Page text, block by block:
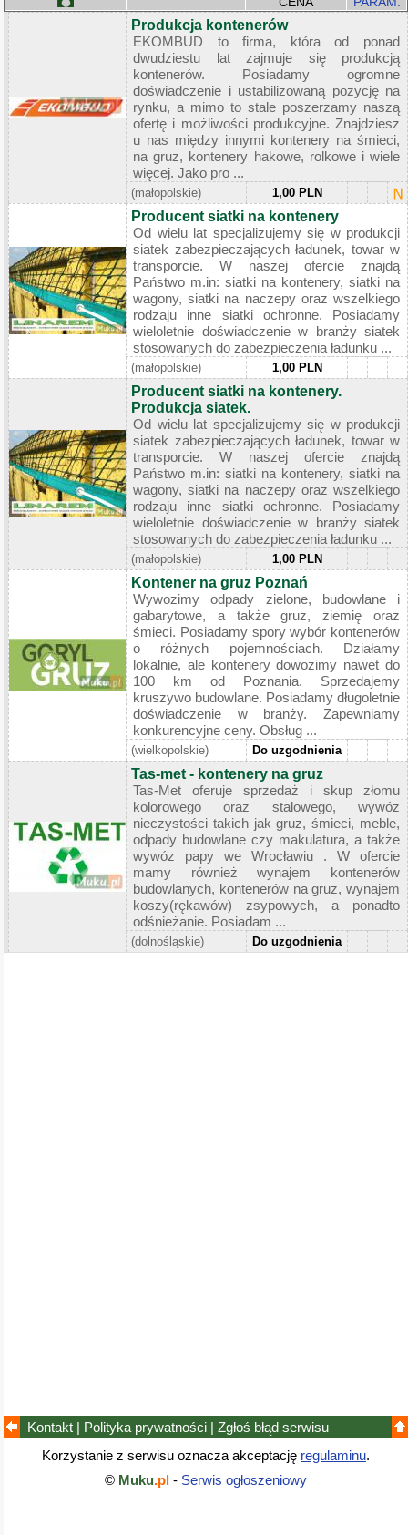
Produkcja kontenerów
EKOMBUD to firma, która od ponad
dwudziestu lat zajmuje się produkcją
kontenerów. Posiadamy ogromne
doświadczenie i ustabilizowaną pozycję na
rynku, a mimo to stale poszerzamy naszą
ofertę i możliwości produkcyjne. Znajdziesz
u nas między innymi kontenery na śmieci,
na gruz, kontenery hakowe, rolkowe i wiele
więcej. Jako pro ...
(małopolskie) 1,00 PLN
Producent siatki na kontenery
Od wielu lat specjalizujemy się w produkcji
siatek zabezpieczających ładunek, towar w
transporcie. W naszej ofercie znajdą
Państwo m.in: siatki na kontenery, siatki na
wagony, siatki na naczepy oraz wszelkiego
rodzaju inne siatki ochronne. Posiadamy
wieloletnie doświadczenie w branży siatek
stosowanych do zabezpieczenia ładunku ...
(małopolskie) 1,00 PLN
Producent siatki na kontenery.
Produkcja siatek.
Od wielu lat specjalizujemy się w produkcji
siatek zabezpieczających ładunek, towar w
transporcie. W naszej ofercie znajdą
Państwo m.in: siatki na kontenery, siatki na
wagony, siatki na naczepy oraz wszelkiego
rodzaju inne siatki ochronne. Posiadamy
wieloletnie doświadczenie w branży siatek
stosowanych do zabezpieczenia ładunku ...
(małopolskie) 1,00 PLN
Kontener na gruz Poznań
Wywozimy odpady zielone, budowlane i
gabarytowe, a także gruz, ziemię oraz
śmieci. Posiadamy spory wybór kontenerów
o różnych pojemnościach. Działamy
lokalnie, ale kontenery dowozimy nawet do
100 km od Poznania. Sprzedajemy
kruszywo budowlane. Posiadamy długoletnie
doświadczenie w branży. Zapewniamy
konkurencyjne ceny. Obsług ...
(wielkopolskie) Do uzgodnienia
Tas-met - kontenery na gruz
Tas-Met oferuje sprzedaż i skup złomu
kolorowego oraz stalowego, wywóz
nieczystości takich jak gruz, śmieci, meble,
odpady budowlane czy makulatura, a także
wywóz papy we Wrocławiu . W ofercie
mamy również wynajem kontenerów
budowlanych, kontenerów na gruz, wynajem
koszy(rękawów) zsypowych, a ponadto
odśnieżanie. Posiadam ...
(dolnośląskie) Do uzgodnienia
Kontakt | Polityka prywatności | Zgłoś błąd serwisu
Korzystanie z serwisu oznacza akceptację regulaminu.
© Muku.pl - Serwis ogłoszeniowy